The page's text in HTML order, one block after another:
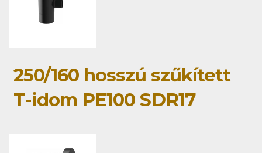
250/160 hosszú szűkített
T-idom PE100 SDR17